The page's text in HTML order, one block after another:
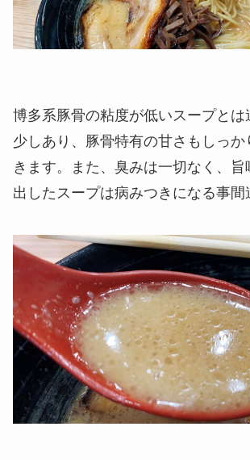
博多系豚骨の粘度が低いスープと
少しあり、豚骨特有の甘さもしっ
きます。また、臭みは一切なく、旨
出したスープは病みつきになる事間